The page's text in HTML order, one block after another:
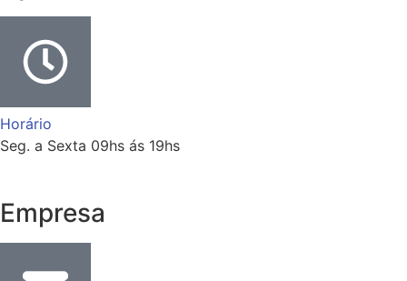
Horário
Seg. a Sexta 09hs ás 19hs
Empresa